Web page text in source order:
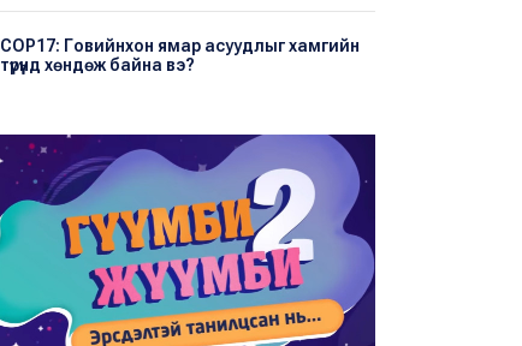
COP17: Говийнхон ямар асуудлыг хамгийн
түрүүнд хөндөж байна вэ?